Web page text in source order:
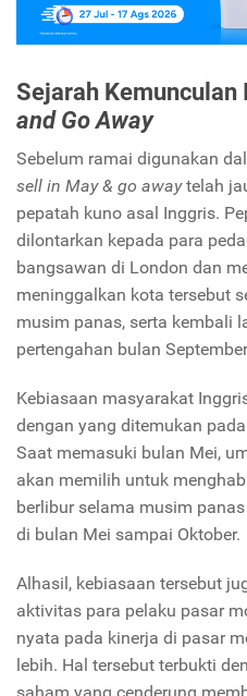
Sejarah Kemunculan
and Go Away
Sebelum ramai digunakan
sell in May & go awaytelah
pepatah kuno asal Inggris.
dilontarkan kepada para
bangsawan di London dan
meninggalkan kota tersebut
musim panas, serta kembali
pertengahan bulan
Kebiasaan masyarakat
dengan yang ditemukan
Saat memasuki bulan Mei,
akan memilih untuk
berlibur selama musim
di bulan Mei sampai Oktober.
Alhasil, kebiasaan tersebut
aktivitas para pelaku pasar
nyata pada kinerja di pasar
lebih. Hal tersebut terbukti